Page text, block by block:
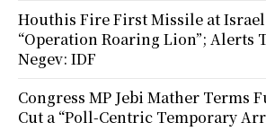
Houthis Fire First Missile at
“Operation Roaring Lion”; Alerts
Negev: IDF
Congress MP Jebi Mather Terms
Cut a “Poll-Centric Temporary